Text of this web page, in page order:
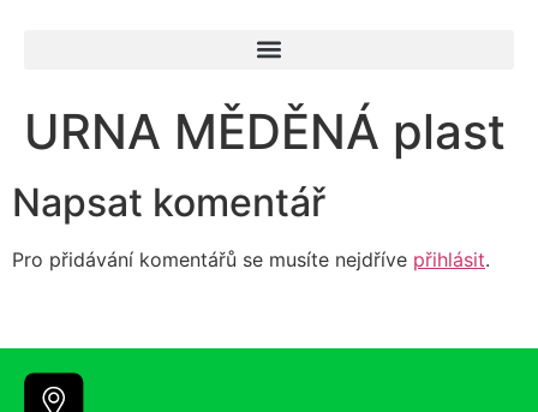
URNA MĚDĚNÁ plast
Napsat komentář
Pro přidávání komentářů se musíte nejdříve přihlásit.